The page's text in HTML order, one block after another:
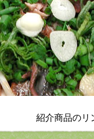
紹介商品のリ